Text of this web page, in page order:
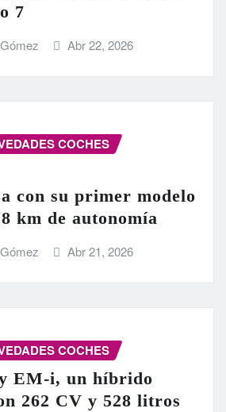
7
Abr 22, 2026
COCHES
con su primer modelo
km de autonomía
Abr 21, 2026
COCHES
EM-i, un híbrido
262 CV y 528 litros